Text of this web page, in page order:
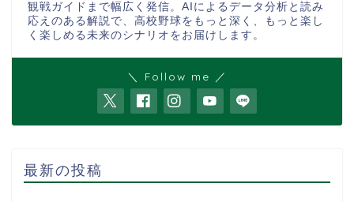
観戦ガイドまで幅広く発信。AIによるデータ分析と読み
応えのある解説で、高校野球をもっと深く、もっと楽し
く楽しめる未来のシナリオをお届けします。
＼ Follow me ／
最新の投稿